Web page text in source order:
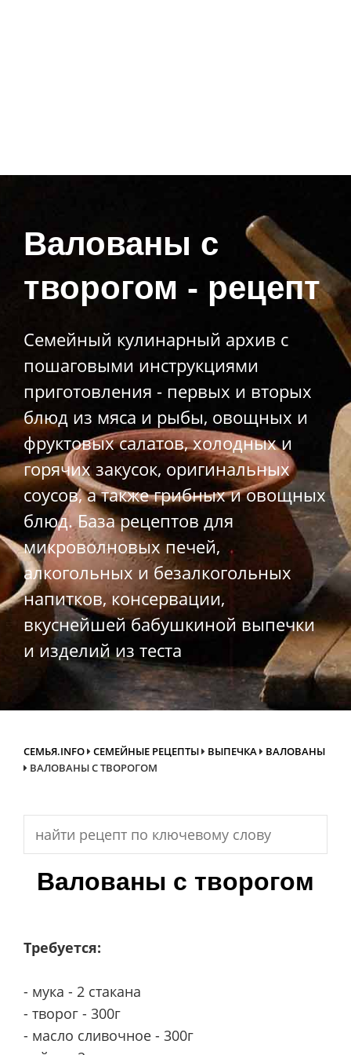
Валованы с
творогом - рецепт
Семейный кулинарный архив с
пошаговыми инструкциями
приготовления - первых и вторых
блюд из мяса и рыбы, овощных и
фруктовых салатов, холодных и
горячих закусок, оригинальных
соусов, а также грибных и овощных
блюд. База рецептов для
микроволновых печей,
алкогольных и безалкогольных
напитков, консервации,
вкуснейшей бабушкиной выпечки
и изделий из теста
СЕМЬЯ.INFO СЕМЕЙНЫЕ РЕЦЕПТЫ ВЫПЕЧКА
ВАЛОВАНЫ
ВАЛОВАНЫ С ТВОРОГОМ
Search
Валованы с творогом
Требуется:
- мука - 2 стакана
- творог - 300г
- масло сливочное - 300г